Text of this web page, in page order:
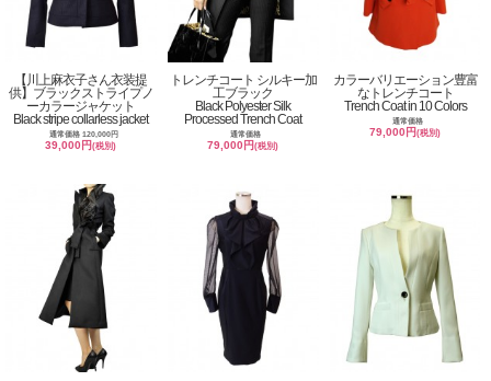
【川上麻衣子さん衣装提
供】ブラックストライプノ
ーカラージャケット
Black stripe collarless jacket
通常価格 120,000円
39,000円(税別)
トレンチコート シルキー加
工ブラック
Black Polyester Silk
Processed Trench Coat
通常価格
79,000円(税別)
カラーバリエーション豊富
なトレンチコート
Trench Coat in 10 Colors
通常価格
79,000円(税別)